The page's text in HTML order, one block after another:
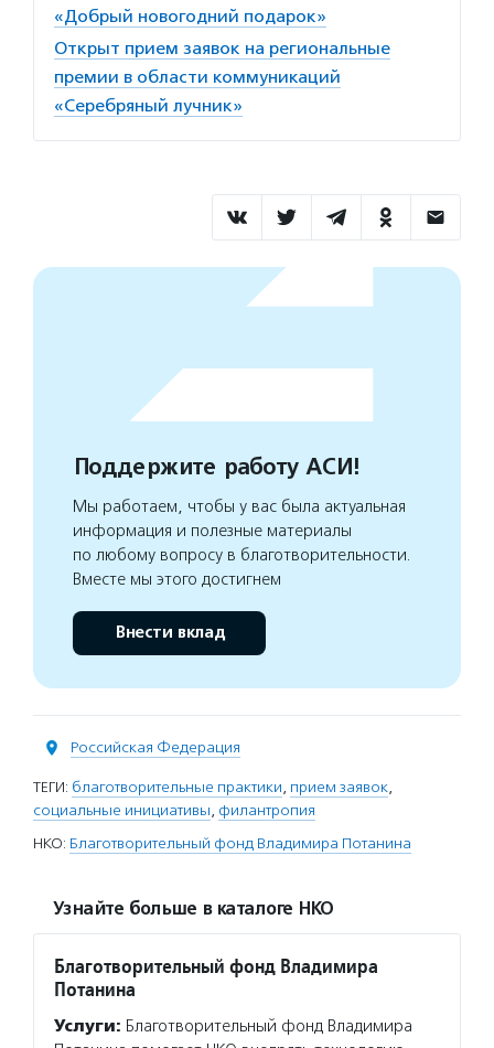
«Добрый новогодний подарок»
Открыт прием заявок на региональные
премии в области коммуникаций
«Серебряный лучник»
Поддержите работу АСИ!
Мы работаем, чтобы у вас была актуальная
информация и полезные материалы
по любому вопросу в благотворительности.
Вместе мы этого достигнем
Внести вклад
Российская Федерация
ТЕГИ: благотворительные практики, прием заявок,
социальные инициативы, филантропия
НКО: Благотворительный фонд Владимира Потанина
Узнайте больше в каталоге НКО
Благотворительный фонд Владимира
Потанина
Услуги: Благотворительный фонд Владимира